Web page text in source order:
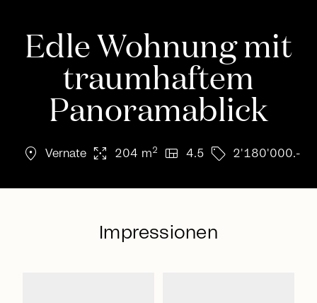
Edle Wohnung mit
traumhaftem
Panoramablick
location_on Vernate arrows_output 204 m2 view_quilt 4.5 sell 2'180'000.-
Impressionen